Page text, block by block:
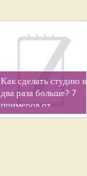
Как сделать студию в
два раза больше? 7
примеров от
дизайнеров